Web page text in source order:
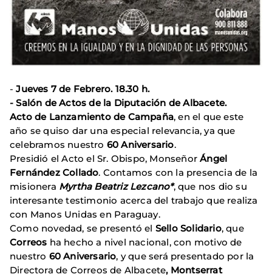
-Jueves 7 de Febrero. 18.30 h.
- Salón de Actos de la Diputación de Albacete.
Acto de Lanzamiento de Campaña, en el que este
año se quiso dar una especial relevancia, ya que
celebramos nuestro 60 Aniversario.
Presidió el Acto el Sr. Obispo, Monseñor Ángel
Fernández Collado. Contamos con la presencia de la
misionera Myrtha Beatriz Lezcano*, que nos dio su
interesante testimonio acerca del trabajo que realiza
con Manos Unidas en Paraguay.
Como novedad, se presentó el Sello Solidario, que
Correos ha hecho a nivel nacional, con motivo de
nuestro 60 Aniversario, y que será presentado por la
Directora de Correos de Albacete, Montserrat